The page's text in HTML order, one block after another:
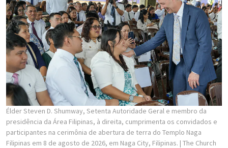
Élder Steven D. Shumway, Setenta Autoridade Geral e membro da
presidência da Área Filipinas, à direita, cumprimenta os convidados e
participantes na cerimônia de abertura de terra do Templo Naga
Filipinas em 8 de agosto de 2026, em Naga City, Filipinas. | The Church